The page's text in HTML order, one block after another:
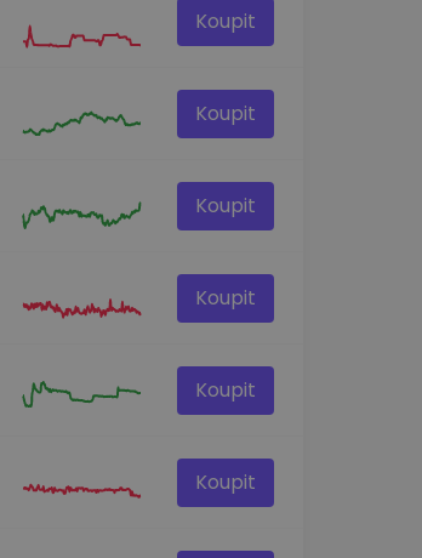
Koupit
Koupit
Koupit
Koupit
Koupit
Koupit